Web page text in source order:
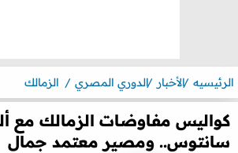
الرئيسيه الأخبار الدوري المصري الزمالك
كواليس مفاوضات الزمالك مع
سانتوس.. ومصير معتمد جمال